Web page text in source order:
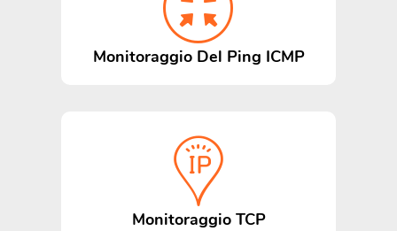
Monitoraggio Del Ping ICMP
Monitoraggio TCP